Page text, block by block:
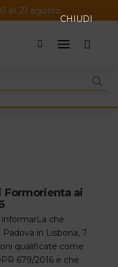
al 21 agosto.
Formorienta ai
che
in Lisbona, 7
qualificate come
679/2016 e che
CHIUDI